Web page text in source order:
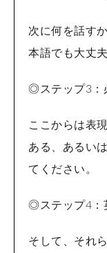
次に何を話す
本語でも大丈夫
◎ステップ3：
ここからは表
ある、あるい
てください。
◎ステップ4：
そして、それ